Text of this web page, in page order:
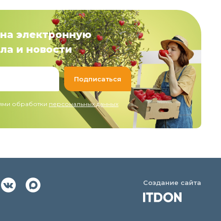
электронную
и новости
обработки персональных данных
Создание сайта